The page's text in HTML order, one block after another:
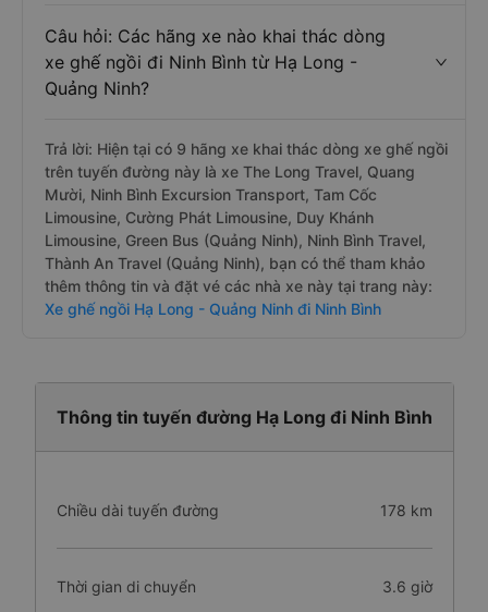
Câu hỏi: Các hãng xe nào khai thác dòng
xe ghế ngồi đi Ninh Bình từ Hạ Long -
Quảng Ninh?
Trả lời: Hiện tại có 9 hãng xe khai thác dòng xe ghế ngồi
trên tuyến đường này là xe The Long Travel, Quang
Mười, Ninh Bình Excursion Transport, Tam Cốc
Limousine, Cường Phát Limousine, Duy Khánh
Limousine, Green Bus (Quảng Ninh), Ninh Bình Travel,
Thành An Travel (Quảng Ninh), bạn có thể tham khảo
thêm thông tin và đặt vé các nhà xe này tại trang này:
Xe ghế ngồi Hạ Long - Quảng Ninh đi Ninh Bình
Thông tin tuyến đường Hạ Long đi Ninh Bình
Chiều dài tuyến đường 178 km
Thời gian di chuyển 3.6 giờ